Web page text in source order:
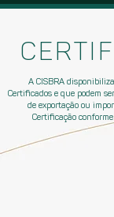
A CISBRA
Certificados e que podem
de exportação ou
Certificação